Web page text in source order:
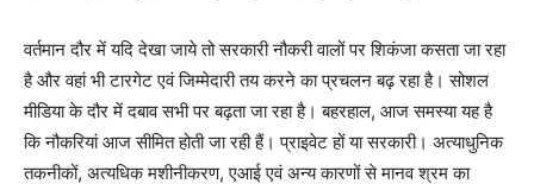
वर्तमान दौर में यदि देखा जाये तो सरकारी नौकरी वालों पर शिकंजा कसता जा रहा
है और वहां भी टारगेट एवं जिम्मेदारी तय करने का प्रचलन बढ़ रहा है। सोशल
मीडिया के दौर में दबाव सभी पर बढ़ता जा रहा है। बहरहाल, आज समस्या यह है
कि नौकरियां आज सीमित होती जा रही हैं। प्राइवेट हों या सरकारी। अत्याधुनिक
तकनीकों, अत्यधिक मशीनीकरण, एआई एवं अन्य कारणों से मानव श्रम का